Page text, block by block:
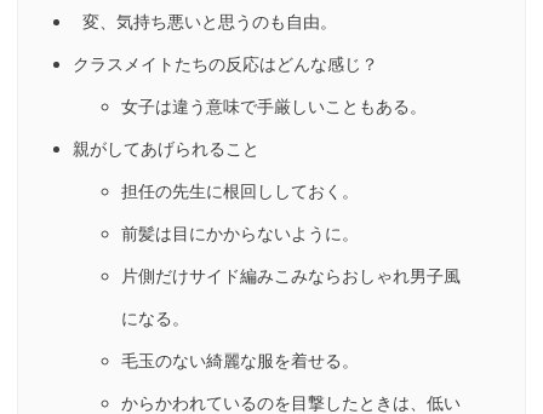
変、気持ち悪いと思うのも自由。
クラスメイトたちの反応はどんな感じ？
女子は違う意味で手厳しいこともある。
親がしてあげられること
担任の先生に根回ししておく。
前髪は目にかからないように。
片側だけサイド編みこみならおしゃれ男子風
になる。
毛玉のない綺麗な服を着せる。
からかわれているのを目撃したときは、低い